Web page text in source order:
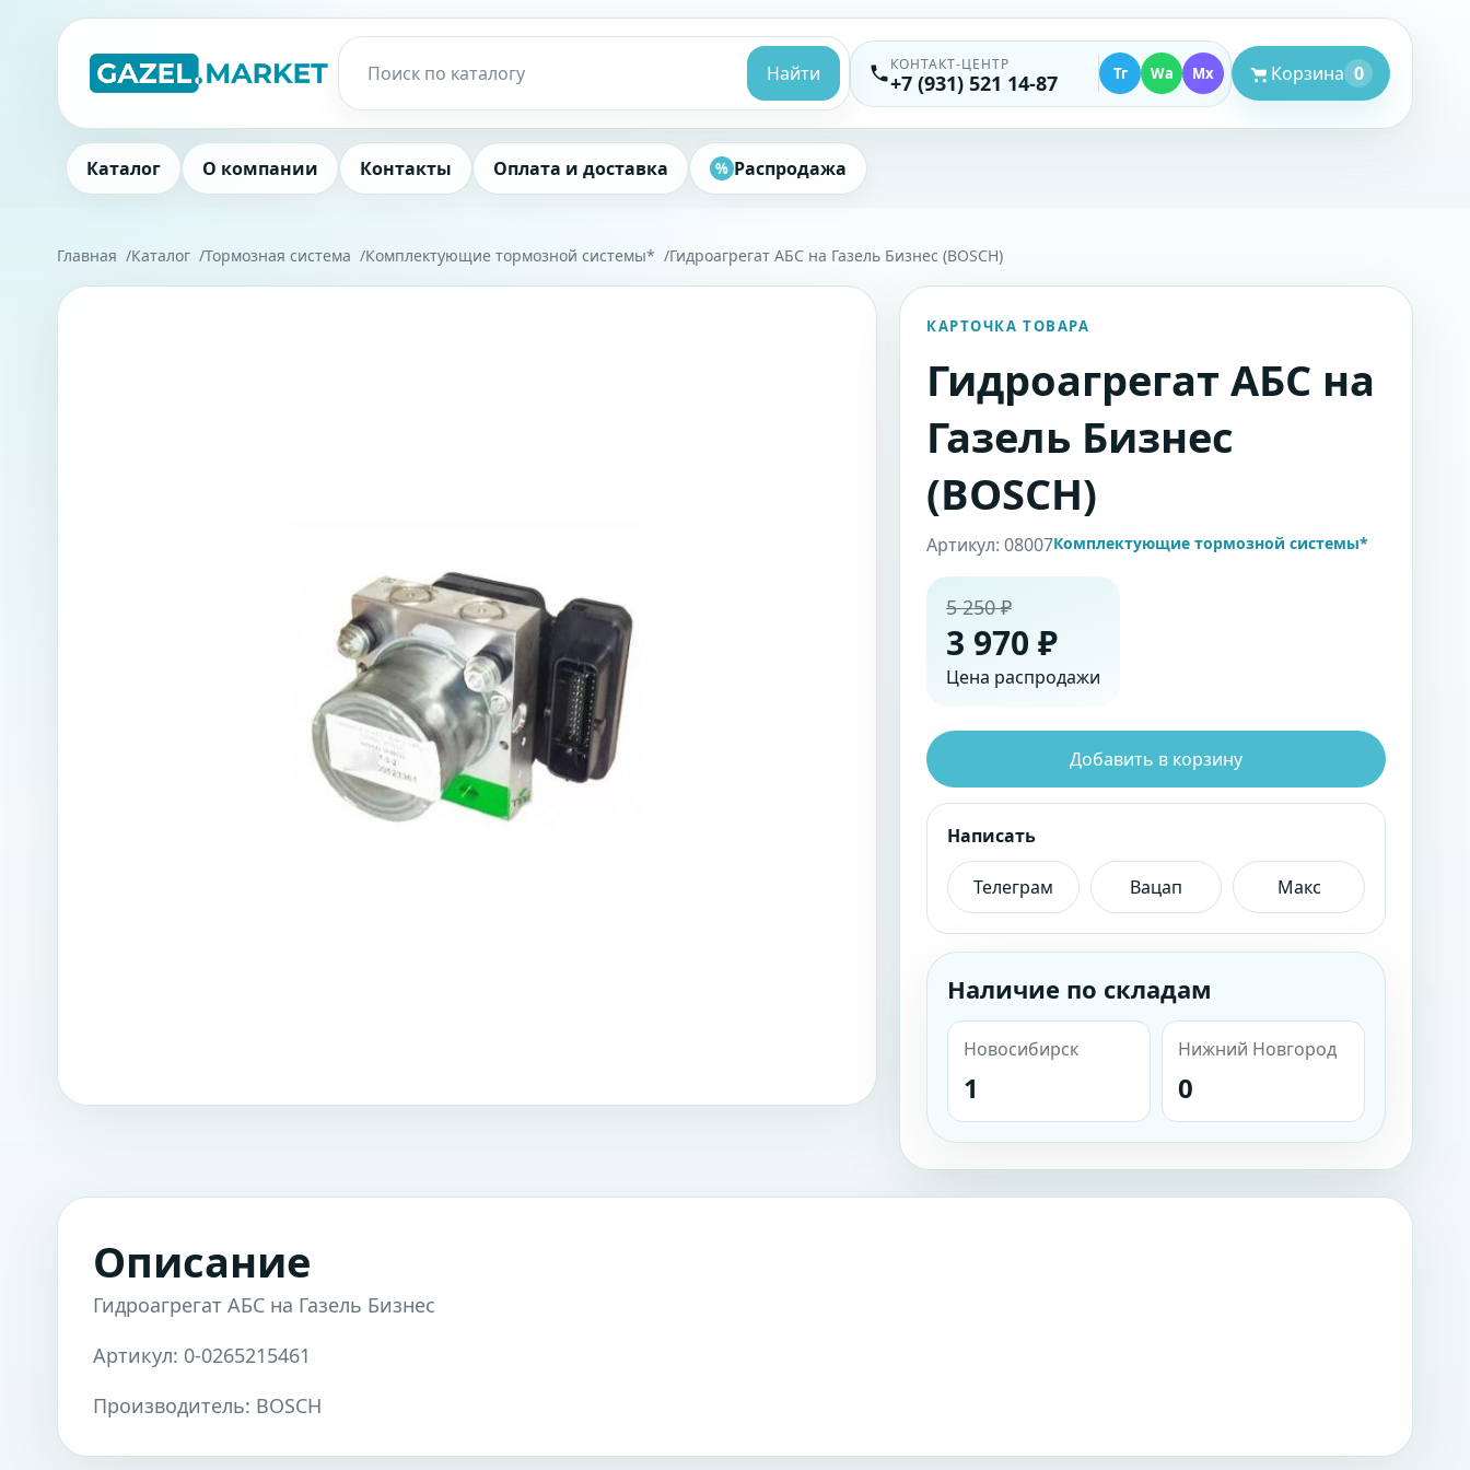
Найти КОНТАКТ-ЦЕНТР
+7 (931) 521 14-87 Тг Wa Mx Корзина 0
Каталог О компании Контакты Оплата и доставка % Распродажа
Главная Каталог Тормозная система Комплектующие тормозной системы* Гидроагрегат АБС на Газель Бизнес (BOSCH)
КАРТОЧКА ТОВАРА
Гидроагрегат АБС на
Газель Бизнес
(BOSCH)
Артикул: 08007Комплектующие тормозной системы*
5 250 ₽
3 970 ₽
Цена распродажи
Добавить в корзину
Написать
Телеграм Вацап Макс
Наличие по складам
Новосибирск
1
Нижний Новгород
0
Описание
Гидроагрегат АБС на Газель Бизнес
Артикул: 0-0265215461
Производитель: BOSCH